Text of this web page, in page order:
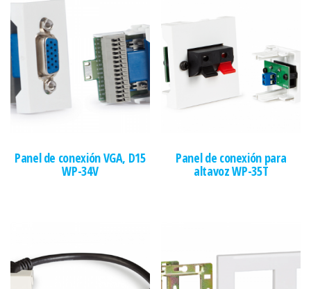
Panel de conexión VGA, D15
WP-34V
Panel de conexión para
altavoz WP-35T